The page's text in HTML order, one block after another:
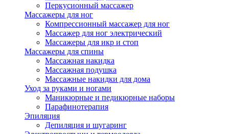
Перкусионный массажер
Массажеры для ног
Компрессионный массажер для ног
Массажер для ног электрический
Массажеры для икр и стоп
Массажеры для спины
Массажная накидка
Массажная подушка
Массажные накидки для дома
Уход за руками и ногами
Маникюрные и педикюрные наборы
Парафинотерапия
Эпиляция
Депиляция и шугаринг